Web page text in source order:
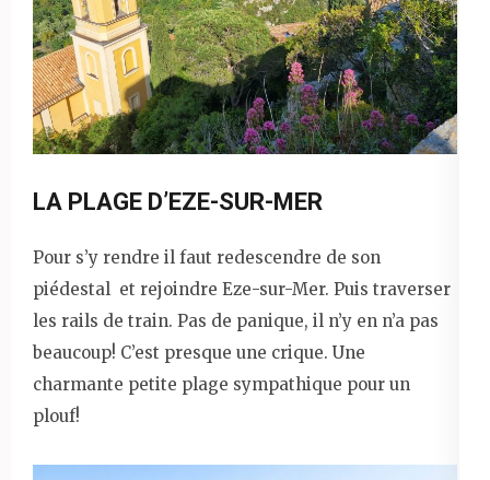
LA PLAGE D’EZE-SUR-MER
Pour s’y rendre il faut redescendre de son
piédestal et rejoindre Eze-sur-Mer. Puis traverser
les rails de train. Pas de panique, il n’y en n’a pas
beaucoup! C’est presque une crique. Une
charmante petite plage sympathique pour un
plouf!